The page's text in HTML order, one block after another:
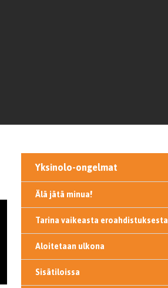
Yksinolo-ongelmat
Älä jätä minua!
Tarina vaikeasta eroahdistuksesta
Aloitetaan ulkona
Sisätiloissa